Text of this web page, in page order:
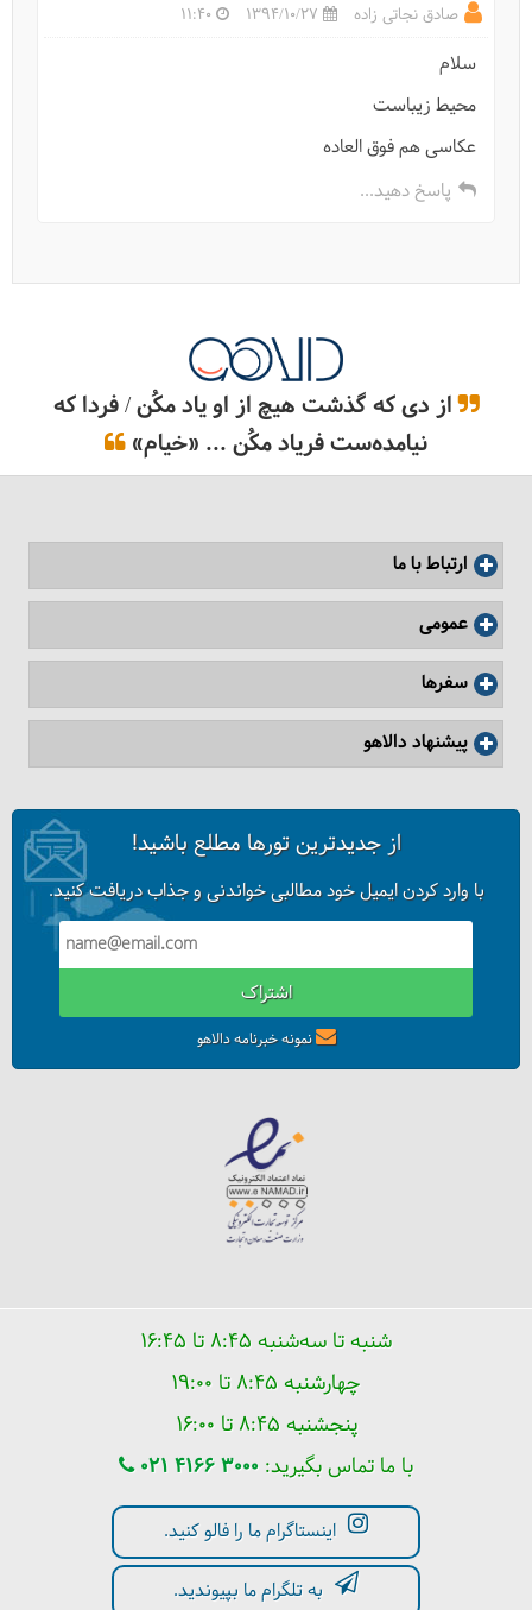
صادق نجاتی زاده 1394/10/27
11:40
سلام
محیط زیباست
عکاسی هم فوق العاده
پاسخ دهید...
از دی که گذشت هیچ از او یاد مکُن / فردا که
نیامده‌ست فریاد مکُن ... «خیام»
ارتباط با ما
عمومی
سفرها
پیشنهاد دالاهو
از جدیدترین تورها مطلع باشید!
با وارد کردن ایمیل خود مطالبی خواندنی و جذاب دریافت کنید.
اشتراک
نمونه خبرنامه دالاهو
شنبه تا سه‌شنبه ۸:۴۵ تا ۱۶:۴۵
چهارشنبه ۸:۴۵ تا ۱۹:۰۰
پنجشنبه ۸:۴۵ تا ۱۶:۰۰
با ما تماس بگیرید: 021 4166 3000
اینستاگرام ما را فالو کنید.
به تلگرام ما بپیوندید.